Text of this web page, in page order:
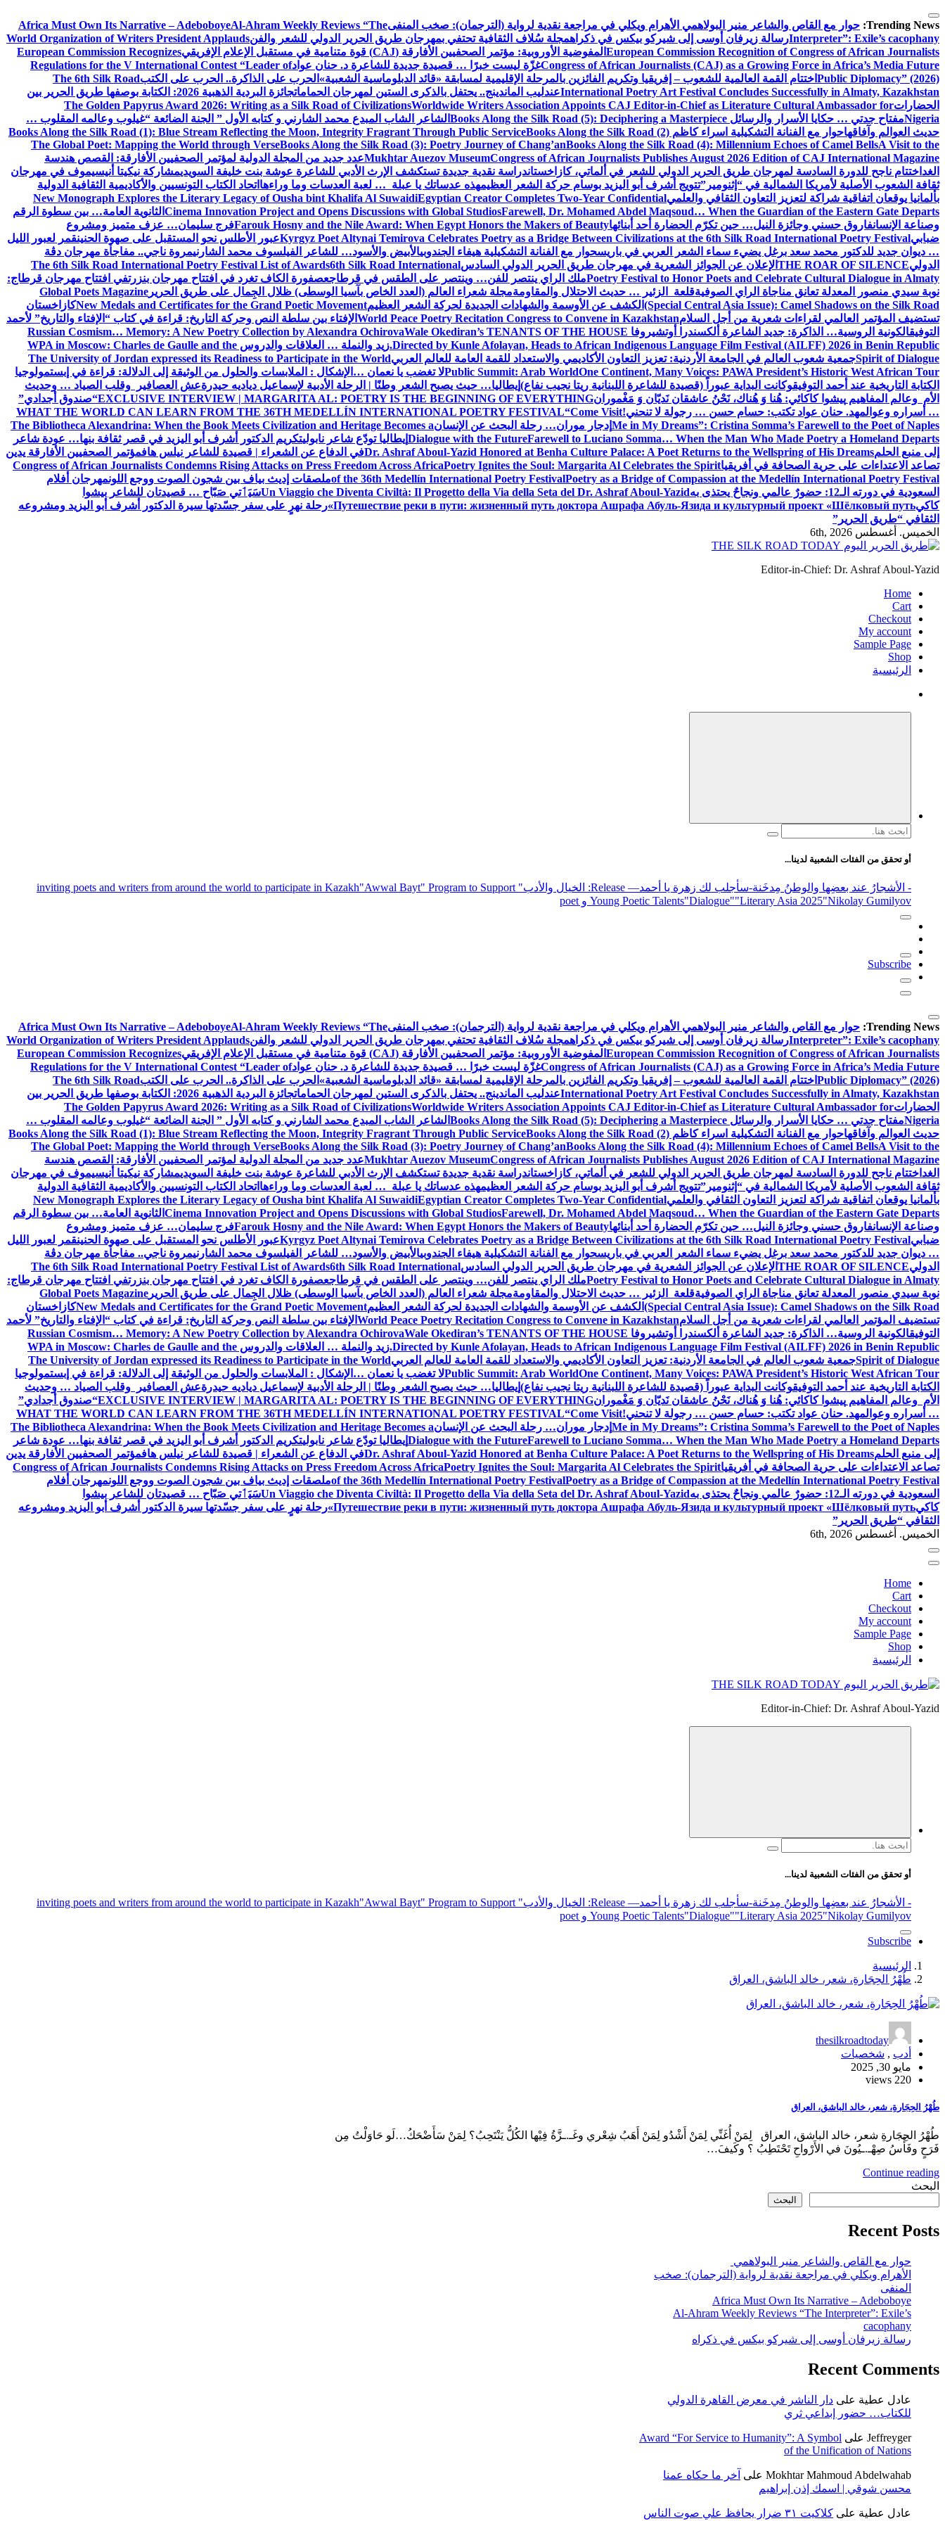
التجاوز
إلى
المحتوى
Trending News: حوار مع القاص والشاعر منير البولاهمي الأهرام ويكلي في مراجعة نقدية لرواية (الترجمان): صخب المنفى Africa Must Own Its Narrative – AdeboboyeAl-Ahram Weekly Reviews “The
Interpreter”: Exile’s cacophanyرسالة زيرفان أوسى إلى شيركو بيكس في ذكراهمجلة سُلاف الثقافية تحتفي بمهرجان طريق الحرير الدولي للشعر والفنWorld Organization of Writers President Applauds
European Commission Recognition of Congress of African Journalists المفوضية الأوروبية: مؤتمر الصحفيين الأفارقة (CAJ) قوة متنامية في مستقبل الإعلام الإفريقي
European Commission Recognizes
Congress of African Journalists (CAJ) as a Growing Force in Africa’s Media Futureغزّة ليست خبرًا … قصيدة جديدة للشاعرة د. حنان عوادRegulations for the V International Contest “Leader of
Public Diplomacy” (2026) اختتام القمة العالمية للشعوب – إفريقيا وتكريم الفائزين بالمرحلة الإقليمية لمسابقة «قائد الدبلوماسية الشعبية» الحرب على الذاكرة.. الحرب على الكتبThe 6th Silk Road
International Poetry Art Festival Concludes Successfully in Almaty, Kazakhstanعندليب الماندينج.. يحتفل بالذكرى الستين لمهرجان الحمامات
جائزة البردية الذهبية 2026: الكتابة بوصفها طريق الحرير بين
الحضارات
The Golden Papyrus Award 2026: Writing as a Silk Road of CivilizationsWorldwide Writers Association Appoints CAJ Editor-in-Chief as Literature Cultural Ambassador for
Nigeriaمفتاح جدتي … حكايا الأسرار والرسائل Books Along the Silk Road (5): Deciphering a Masterpiece الشاعر الشاب المبدع محمد الشارني و كتابه الأول ” الجنة الضائعة “غيلوب وعالمه المقلوب …
حديث العوالم وآفاقهاحوار مع الفنانة التشكيلية اسراء كاظم Books Along the Silk Road (1): Blue Stream Reflecting the Moon, Integrity Fragrant Through Public ServiceBooks Along the Silk Road (2)
The Global Poet: Mapping the World through VerseBooks Along the Silk Road (3): Poetry Journey of Chang’anBooks Along the Silk Road (4): Millennium Echoes of Camel BellsA Visit to the
Mukhtar Auezov MuseumCongress of African Journalists Publishes August 2026 Edition of CAJ International Magazine
عدد جديد من المجلة الدولية لمؤتمر الصحفيين الأفارقة: القصص هندسة
الغد اختتام ناجح للدورة السادسة لمهرجان طريق الحرير الدولي للشعر في ألماتي، كازاخستاندراسة نقدية جديدة تستكشف الإرث الأدبي للشاعرة عوشة بنت خليفة السويديمشاركة نيكيتا أنيسيموف في مهرجان
ثقافة الشعوب الأصلية لأمريكا الشمالية في “إثنومير”تتويج أشرف أبو اليزيد بوسام حركة الشعر العظيمهذه عدساتك يا عبلة … لعبة العدسات وما وراءها اتحاد الكتاب التونسيين والأكاديمية الثقافية الدولية
بألمانيا يوقعان اتفاقية شراكة لتعزيز التعاون الثقافي والعلمي
New Monograph Explores the Literary Legacy of Ousha bint Khalifa Al SuwaidiEgyptian Creator Completes Two-Year Confidential
Cinema Innovation Project and Opens Discussions with Global StudiosFarewell, Dr. Mohamed Abdel Maqsoud… When the Guardian of the Eastern Gate Departs
الثانوية العامة… بين سطوة الرقم
وصناعة الإنسانفاروق حسني وجائزة النيل… حين تكرّم الحضارة أحد أبنائهاFarouk Hosny and the Nile Award: When Egypt Honors the Makers of Beautyفرج سليمان… عزف متميز ومشروع
ضبابيKyrgyz Poet Altynai Temirova Celebrates Poetry as a Bridge Between Civilizations at the 6th Silk Road International Poetry Festivalعبور الأطلس نحو المستقبل على صهوة الحنينقمر لعبور الليل
… ديوان جديد للدكتور محمد سعد برغل يضيء سماء الشعر العربي في باريسحوار مع الفنانة التشكيلية هيفاء الجندوبيالأبيض والأسود… للشاعر الفيلسوف محمد الشارنيمروة ناجي.. مفاجأة مهرجان دڨة
الدوليTHE ROAR OF SILENCE الإعلان عن الجوائز الشعرية في مهرجان طريق الحرير الدولي السادس The 6th Silk Road International Poetry Festival List of Awards6th Silk Road International
Poetry Festival to Honor Poets and Celebrate Cultural Dialogue in Almatyملك الراي ينتصر للفن… وينتصر على الطقس في قرطاجعصفورة الكاف تغرد في افتتاح مهرجان بنزرتفي افتتاح مهرجان قرطاج:
نوبة سيدي منصور المعدلة تعانق مناجاة الراي الصوفيةقلعة الزئير … حديث الاحتلال والمقاومةمجلة شعراء العالم (العدد الخاص بآسيا الوسطى) ظلال الجِمال على طريق الحرير Global Poets Magazine
(Special Central Asia Issue): Camel Shadows on the Silk Road الكشف عن الأوسمة والشهادات الجديدة لحركة الشعر العظيمNew Medals and Certificates for the Grand Poetic Movementكازاخستان
تستضيف المؤتمر العالمي لقراءات شعرية من أجل السلامWorld Peace Poetry Recitation Congress to Convene in Kazakhstan الإفتاء بين سلطة النص وحركة التاريخ: قراءة في كتاب “الإفتاء والتاريخ” لأحمد
التوفيقالكونية الروسية… الذاكرة: جديد الشاعرة ألكسندرا أوتشيروفا Russian Cosmism… Memory: A New Poetry Collection by Alexandra OchirovaWale Okediran’s TENANTS OF THE HOUSE
Directed by Kunle Afolayan, Heads to African Indigenous Language Film Festival (AILFF) 2026 in Benin Republic. زيد والنملة … العلاقات والدروس WPA in Moscow: Charles de Gaulle and the
Spirit of Dialogueجمعية شعوب العالم في الجامعة الأردنية: تعزيز التعاون الأكاديمي والاستعداد للقمة العامة للعالم العربيThe University of Jordan expressed its Readiness to Participate in the World
Public Summit: Arab WorldOne Continent, Many Voices: PAWA President’s Historic West African Tour لا تغضب يا نعمان …الإشكال : الملابسات والحلول من الوثيقة إلى الدلالة: قراءة في إبستمولوجيا
الكتابة التاريخية عند أحمد التوفيقوكانت البداية عبوراً (قصيدة للشاعرة اللبنانية ريتا نجيب نفاع) إيطاليا… حيث يصبح الشعر وطنًا | الرحلة الأدبية لإسماعيل دياديه حيدرةعش العصافير وقلب الصياد … وحديث
الأم وعالم المفاهيم پیشوا کاکائي: هُنا وَ هُناك، نَحْنُ عاشقان نَديّان وَ مَغْمورانEXCLUSIVE INTERVIEW | MARGARITA AL: POETRY IS THE BEGINNING OF EVERYTHING“صندوق أجدادي”
… أسراره وعوالمهد. حنان عواد تكتب: حسام حسن … رجولة لا تنحني! WHAT THE WORLD CAN LEARN FROM THE 36TH MEDELLÍN INTERNATIONAL POETRY FESTIVAL“Come Visit
Me in My Dreams”: Cristina Somma’s Farewell to the Poet of Naples إدجار موران… رحلة البحث عن الإنسانThe Bibliotheca Alexandrina: When the Book Meets Civilization and Heritage Becomes a
Dialogue with the FutureFarewell to Luciano Somma… When the Man Who Made Poetry a Homeland Departs إيطاليا تودّع شاعر نابوليتكريم الدكتور أشرف أبو اليزيد في قصر ثقافة بنها… عودة شاعر
إلى منبع الحلمDr. Ashraf Aboul-Yazid Honored at Benha Culture Palace: A Poet Returns to the Wellspring of His Dreamsفي الدفاع عن الشعراء | قصيدة للشاعر نيلس هافمؤتمر الصحفيين الأفارقة يدين
تصاعد الاعتداءات على حرية الصحافة في أفريقيا
Congress of African Journalists Condemns Rising Attacks on Press Freedom Across AfricaPoetry Ignites the Soul: Margarita Al Celebrates the Spirit
of the 36th Medellín International Poetry FestivalPoetry as a Bridge of Compassion at the Medellín International Poetry Festival ملصقات إديث بياف بين شجون الصوت ووجع اللونمهرجان أفلام
السعودية في دورته الـ12: حضورٌ عالمي ونجاحٌ يحتذى به
Un Viaggio che Diventa Civiltà: Il Progetto della Via della Seta del Dr. Ashraf Aboul-Yazidسَيَٲتي صَبّاح … قصيدتان للشاعر بيشوا
كاكيПутешествие реки в пути: жизненный путь доктора Ашрафа Абуль-Язида и культурный проект «Шёлковый путь» رحلة نهرٍ على سفر جسّدتها سيرة الدكتور أشرف أبو اليزيد ومشروعه
الثقافي “طريق الحرير”
الخميس. أغسطس 6th, 2026
Editor-in-Chief: Dr. Ashraf Aboul-Yazid
Home
Cart
Checkout
My account
Sample Page
Shop
الرئيسية
البحث
أو تحقق من الفئات الشعبية لدينا...
- الأشجارُ عند بعضِها والوطنُ مِدخَنة-سأجلب لك زهرة يا أحمد— Release : الخيال والأدب" inviting poets and writers from around the world to participate in Kazakh
"Awwal Bayt" Program to Support
Young Poetic Talents"Dialogue""Literary Asia 2025"Nikolay Gumilyov و poet
Subscribe
Trending News: حوار مع القاص والشاعر منير البولاهمي الأهرام ويكلي في مراجعة نقدية لرواية (الترجمان): صخب المنفى Africa Must Own Its Narrative – AdeboboyeAl-Ahram Weekly Reviews “The
Interpreter”: Exile’s cacophanyرسالة زيرفان أوسى إلى شيركو بيكس في ذكراهمجلة سُلاف الثقافية تحتفي بمهرجان طريق الحرير الدولي للشعر والفنWorld Organization of Writers President Applauds
European Commission Recognition of Congress of African Journalists المفوضية الأوروبية: مؤتمر الصحفيين الأفارقة (CAJ) قوة متنامية في مستقبل الإعلام الإفريقي
European Commission Recognizes
Congress of African Journalists (CAJ) as a Growing Force in Africa’s Media Futureغزّة ليست خبرًا … قصيدة جديدة للشاعرة د. حنان عوادRegulations for the V International Contest “Leader of
Public Diplomacy” (2026) اختتام القمة العالمية للشعوب – إفريقيا وتكريم الفائزين بالمرحلة الإقليمية لمسابقة «قائد الدبلوماسية الشعبية» الحرب على الذاكرة.. الحرب على الكتبThe 6th Silk Road
International Poetry Art Festival Concludes Successfully in Almaty, Kazakhstanعندليب الماندينج.. يحتفل بالذكرى الستين لمهرجان الحمامات
جائزة البردية الذهبية 2026: الكتابة بوصفها طريق الحرير بين
الحضارات
The Golden Papyrus Award 2026: Writing as a Silk Road of CivilizationsWorldwide Writers Association Appoints CAJ Editor-in-Chief as Literature Cultural Ambassador for
Nigeriaمفتاح جدتي … حكايا الأسرار والرسائل Books Along the Silk Road (5): Deciphering a Masterpiece الشاعر الشاب المبدع محمد الشارني و كتابه الأول ” الجنة الضائعة “غيلوب وعالمه المقلوب …
حديث العوالم وآفاقهاحوار مع الفنانة التشكيلية اسراء كاظم Books Along the Silk Road (1): Blue Stream Reflecting the Moon, Integrity Fragrant Through Public ServiceBooks Along the Silk Road (2)
The Global Poet: Mapping the World through VerseBooks Along the Silk Road (3): Poetry Journey of Chang’anBooks Along the Silk Road (4): Millennium Echoes of Camel BellsA Visit to the
Mukhtar Auezov MuseumCongress of African Journalists Publishes August 2026 Edition of CAJ International Magazine
عدد جديد من المجلة الدولية لمؤتمر الصحفيين الأفارقة: القصص هندسة
الغد اختتام ناجح للدورة السادسة لمهرجان طريق الحرير الدولي للشعر في ألماتي، كازاخستاندراسة نقدية جديدة تستكشف الإرث الأدبي للشاعرة عوشة بنت خليفة السويديمشاركة نيكيتا أنيسيموف في مهرجان
ثقافة الشعوب الأصلية لأمريكا الشمالية في “إثنومير”تتويج أشرف أبو اليزيد بوسام حركة الشعر العظيمهذه عدساتك يا عبلة … لعبة العدسات وما وراءها اتحاد الكتاب التونسيين والأكاديمية الثقافية الدولية
بألمانيا يوقعان اتفاقية شراكة لتعزيز التعاون الثقافي والعلمي
New Monograph Explores the Literary Legacy of Ousha bint Khalifa Al SuwaidiEgyptian Creator Completes Two-Year Confidential
Cinema Innovation Project and Opens Discussions with Global StudiosFarewell, Dr. Mohamed Abdel Maqsoud… When the Guardian of the Eastern Gate Departs
الثانوية العامة… بين سطوة الرقم
وصناعة الإنسانفاروق حسني وجائزة النيل… حين تكرّم الحضارة أحد أبنائهاFarouk Hosny and the Nile Award: When Egypt Honors the Makers of Beautyفرج سليمان… عزف متميز ومشروع
ضبابيKyrgyz Poet Altynai Temirova Celebrates Poetry as a Bridge Between Civilizations at the 6th Silk Road International Poetry Festivalعبور الأطلس نحو المستقبل على صهوة الحنينقمر لعبور الليل
… ديوان جديد للدكتور محمد سعد برغل يضيء سماء الشعر العربي في باريسحوار مع الفنانة التشكيلية هيفاء الجندوبيالأبيض والأسود… للشاعر الفيلسوف محمد الشارنيمروة ناجي.. مفاجأة مهرجان دڨة
الدوليTHE ROAR OF SILENCE الإعلان عن الجوائز الشعرية في مهرجان طريق الحرير الدولي السادس The 6th Silk Road International Poetry Festival List of Awards6th Silk Road International
Poetry Festival to Honor Poets and Celebrate Cultural Dialogue in Almatyملك الراي ينتصر للفن… وينتصر على الطقس في قرطاجعصفورة الكاف تغرد في افتتاح مهرجان بنزرتفي افتتاح مهرجان قرطاج:
نوبة سيدي منصور المعدلة تعانق مناجاة الراي الصوفيةقلعة الزئير … حديث الاحتلال والمقاومةمجلة شعراء العالم (العدد الخاص بآسيا الوسطى) ظلال الجِمال على طريق الحرير Global Poets Magazine
(Special Central Asia Issue): Camel Shadows on the Silk Road الكشف عن الأوسمة والشهادات الجديدة لحركة الشعر العظيمNew Medals and Certificates for the Grand Poetic Movementكازاخستان
تستضيف المؤتمر العالمي لقراءات شعرية من أجل السلامWorld Peace Poetry Recitation Congress to Convene in Kazakhstan الإفتاء بين سلطة النص وحركة التاريخ: قراءة في كتاب “الإفتاء والتاريخ” لأحمد
التوفيقالكونية الروسية… الذاكرة: جديد الشاعرة ألكسندرا أوتشيروفا Russian Cosmism… Memory: A New Poetry Collection by Alexandra OchirovaWale Okediran’s TENANTS OF THE HOUSE
Directed by Kunle Afolayan, Heads to African Indigenous Language Film Festival (AILFF) 2026 in Benin Republic. زيد والنملة … العلاقات والدروس WPA in Moscow: Charles de Gaulle and the
Spirit of Dialogueجمعية شعوب العالم في الجامعة الأردنية: تعزيز التعاون الأكاديمي والاستعداد للقمة العامة للعالم العربيThe University of Jordan expressed its Readiness to Participate in the World
Public Summit: Arab WorldOne Continent, Many Voices: PAWA President’s Historic West African Tour لا تغضب يا نعمان …الإشكال : الملابسات والحلول من الوثيقة إلى الدلالة: قراءة في إبستمولوجيا
الكتابة التاريخية عند أحمد التوفيقوكانت البداية عبوراً (قصيدة للشاعرة اللبنانية ريتا نجيب نفاع) إيطاليا… حيث يصبح الشعر وطنًا | الرحلة الأدبية لإسماعيل دياديه حيدرةعش العصافير وقلب الصياد … وحديث
الأم وعالم المفاهيم پیشوا کاکائي: هُنا وَ هُناك، نَحْنُ عاشقان نَديّان وَ مَغْمورانEXCLUSIVE INTERVIEW | MARGARITA AL: POETRY IS THE BEGINNING OF EVERYTHING“صندوق أجدادي”
… أسراره وعوالمهد. حنان عواد تكتب: حسام حسن … رجولة لا تنحني! WHAT THE WORLD CAN LEARN FROM THE 36TH MEDELLÍN INTERNATIONAL POETRY FESTIVAL“Come Visit
Me in My Dreams”: Cristina Somma’s Farewell to the Poet of Naples إدجار موران… رحلة البحث عن الإنسانThe Bibliotheca Alexandrina: When the Book Meets Civilization and Heritage Becomes a
Dialogue with the FutureFarewell to Luciano Somma… When the Man Who Made Poetry a Homeland Departs إيطاليا تودّع شاعر نابوليتكريم الدكتور أشرف أبو اليزيد في قصر ثقافة بنها… عودة شاعر
إلى منبع الحلمDr. Ashraf Aboul-Yazid Honored at Benha Culture Palace: A Poet Returns to the Wellspring of His Dreamsفي الدفاع عن الشعراء | قصيدة للشاعر نيلس هافمؤتمر الصحفيين الأفارقة يدين
تصاعد الاعتداءات على حرية الصحافة في أفريقيا
Congress of African Journalists Condemns Rising Attacks on Press Freedom Across AfricaPoetry Ignites the Soul: Margarita Al Celebrates the Spirit
of the 36th Medellín International Poetry FestivalPoetry as a Bridge of Compassion at the Medellín International Poetry Festival ملصقات إديث بياف بين شجون الصوت ووجع اللونمهرجان أفلام
السعودية في دورته الـ12: حضورٌ عالمي ونجاحٌ يحتذى به
Un Viaggio che Diventa Civiltà: Il Progetto della Via della Seta del Dr. Ashraf Aboul-Yazidسَيَٲتي صَبّاح … قصيدتان للشاعر بيشوا
كاكيПутешествие реки в пути: жизненный путь доктора Ашрафа Абуль-Язида и культурный проект «Шёлковый путь» رحلة نهرٍ على سفر جسّدتها سيرة الدكتور أشرف أبو اليزيد ومشروعه
الثقافي “طريق الحرير”
الخميس. أغسطس 6th, 2026
Home
Cart
Checkout
My account
Sample Page
Shop
الرئيسية
Editor-in-Chief: Dr. Ashraf Aboul-Yazid
البحث
أو تحقق من الفئات الشعبية لدينا...
- الأشجارُ عند بعضِها والوطنُ مِدخَنة-سأجلب لك زهرة يا أحمد— Release : الخيال والأدب" inviting poets and writers from around the world to participate in Kazakh
"Awwal Bayt" Program to Support
Young Poetic Talents"Dialogue""Literary Asia 2025"Nikolay Gumilyov و poet
Subscribe
الرئيسية
طُهْرُ الحِجَارةِ، شعر، خالد الباشق، العراق
thesilkroadtoday
أدب , شخصيات
مايو 30, 2025
220 views
طُهْرُ الحِجَارةِ، شعر، خالد الباشق، العراق
طُهْرُ الحِجَارةِ شعر، خالد الباشق، العراق لِمَنْ أُغَنِّي لِمَنْ أَشْدُو لِمَنْ أَهَبُ شِعْري وغَـ.ـزَّةُ فِيْها الكُلُّ يَنْتَحِبُ؟ لِمَنْ سَأَضْحَكُ…لَو حَاوَلْتُ مِن
فَرَحٍ وفَأْسُ صِهْـ.ـيُونَ في الأَرْواحِ تَحْتَطِبُ ؟ وكَيفَ…
Continue reading
البحث
البحث
Recent Posts
حوار مع القاص والشاعر منير البولاهمي
الأهرام ويكلي في مراجعة نقدية لرواية (الترجمان): صخب
المنفى
Africa Must Own Its Narrative – Adeboboye
Al-Ahram Weekly Reviews “The Interpreter”: Exile’s
cacophany
رسالة زيرفان أوسى إلى شيركو بيكس في ذكراه
Recent Comments
عادل عطية على دار الناشر في معرض القاهرة الدولي
للكتاب… حضور إبداعي ثري
Jeffreyger على Award “For Service to Humanity”: A Symbol
of the Unification of Nations
Mokhtar Mahmoud Abdelwahab على آخر ما حكاه عمنا
محسن شوقي | اسمك إذن إبراهيم
عادل عطية على
كلاكيت ٣١ ضرار يحافظ علي صوت الناس